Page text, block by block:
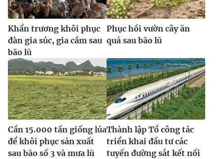
Khẩn trương khôi phục
đàn gia súc, gia cầm sau
bão lũ
Phục hồi vườn cây ăn
quả sau bão lũ
Cần 15.000 tấn giống lúa
để khôi phục sản xuất
sau bão số 3 và mưa lũ
Thành lập Tổ công tác
triển khai đầu tư các
tuyến đường sắt kết nối